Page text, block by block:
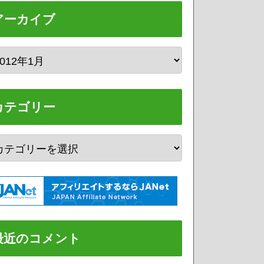
ーカイブ
テゴリー
近のコメント